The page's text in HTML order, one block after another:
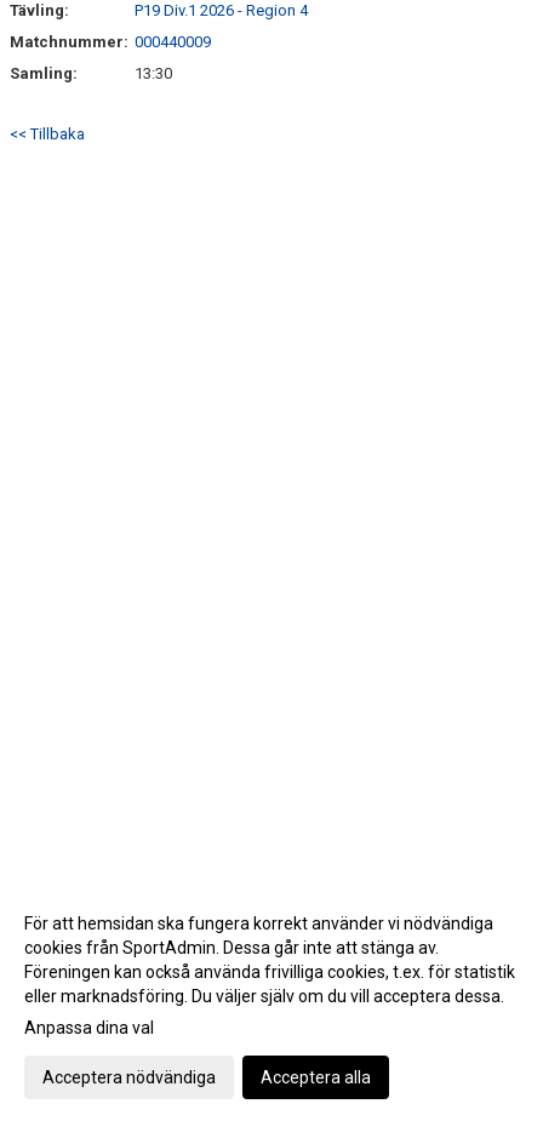
KONTAKT
Tävling:
P19 Div.1 2026 - Region 4
Matchnummer: 000440009
Samling:
13:30
<< Tillbaka
Gå till Webbversion
För att hemsidan ska fungera korrekt använder vi nödvändiga
cookies från SportAdmin. Dessa går inte att stänga av.
Föreningen kan också använda frivilliga cookies, t.ex. för statistik
eller marknadsföring. Du väljer själv om du vill acceptera dessa.
Anpassa dina val
Acceptera nödvändiga Acceptera alla